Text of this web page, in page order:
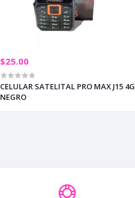
$25.00
CELULAR SATELITAL PRO MAX J15 4G
NEGRO